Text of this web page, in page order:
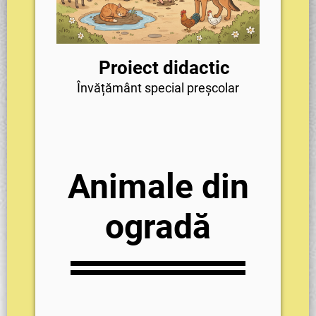
Proiect didactic
Învățământ special preșcolar
Animale din
ogradă